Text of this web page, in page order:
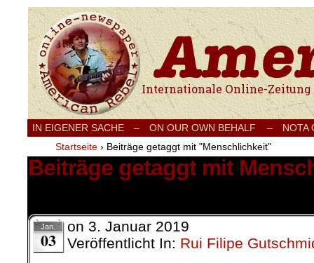
Internationale Onlinezeitung für Frieden,
IN EIGENER SACHE – ON OUR OWN BEHALF –
NOTA
Startseite › Beiträge getaggt mit "Menschlichkeit"
Beiträge getaggt mit
Jan.
03
on 3. Januar 2019
Veröffentlicht In: Rui Filipe